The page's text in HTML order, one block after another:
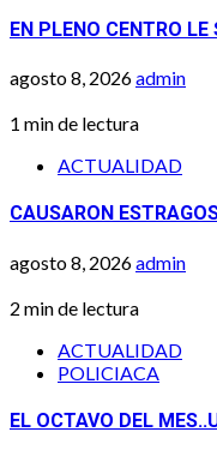
EN PLENO CENTRO
agosto 8, 2026admin
1 min de lectura
ACTUALIDAD
CAUSARON
agosto 8, 2026admin
2 min de lectura
ACTUALIDAD
POLICIACA
EL OCTAVO DEL